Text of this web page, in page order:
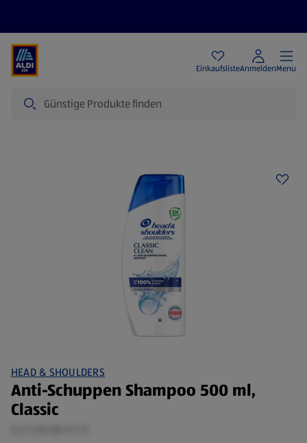
EinkaufslisteAnmeldenMenu
HEAD & SHOULDERS
Anti-Schuppen Shampoo 500 ml,
Classic